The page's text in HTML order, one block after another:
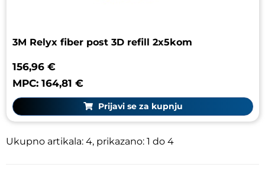
3M Relyx fiber post 3D refill 2x5kom
156,96 €
MPC: 164,81 €
Prijavi se za kupnju
Ukupno artikala: 4, prikazano: 1 do 4